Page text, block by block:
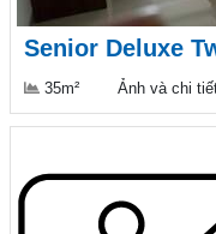
Senior Deluxe
35m² Ảnh và chi